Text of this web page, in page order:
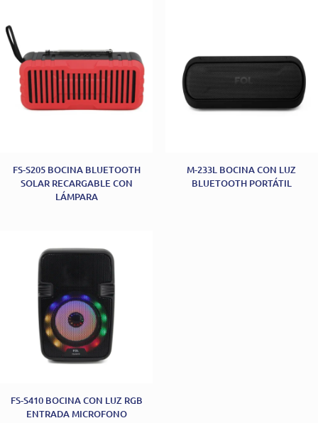
FS-S205 BOCINA BLUETOOTH
SOLAR RECARGABLE CON
LÁMPARA
M-233L BOCINA CON LUZ
BLUETOOTH PORTÁTIL
FS-S410 BOCINA CON LUZ RGB
ENTRADA MICROFONO